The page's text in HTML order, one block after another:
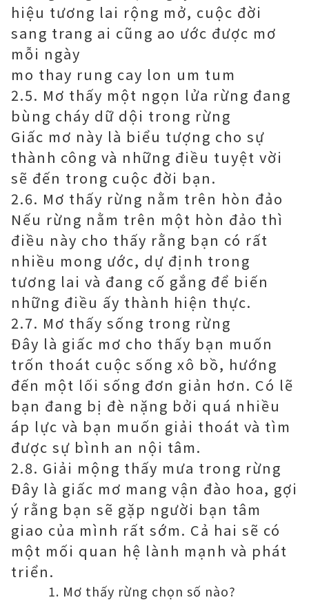
hiệu tương lai rộng mở, cuộc đời
sang trang ai cũng ao ước được mơ
mỗi ngày
mo thay rung cay lon um tum
2.5. Mơ thấy một ngọn lửa rừng đang
bùng cháy dữ dội trong rừng
Giấc mơ này là biểu tượng cho sự
thành công và những điều tuyệt vời
sẽ đến trong cuộc đời bạn.
2.6. Mơ thấy rừng nằm trên hòn đảo
Nếu rừng nằm trên một hòn đảo thì
điều này cho thấy rằng bạn có rất
nhiều mong ước, dự định trong
tương lai và đang cố gắng để biến
những điều ấy thành hiện thực.
2.7. Mơ thấy sống trong rừng
Đây là giấc mơ cho thấy bạn muốn
trốn thoát cuộc sống xô bồ, hướng
đến một lối sống đơn giản hơn. Có lẽ
bạn đang bị đè nặng bởi quá nhiều
áp lực và bạn muốn giải thoát và tìm
được sự bình an nội tâm.
2.8. Giải mộng thấy mưa trong rừng
Đây là giấc mơ mang vận đào hoa, gợi
ý rằng bạn sẽ gặp người bạn tâm
giao của mình rất sớm. Cả hai sẽ có
một mối quan hệ lành mạnh và phát
triển.
Mơ thấy rừng chọn số nào?